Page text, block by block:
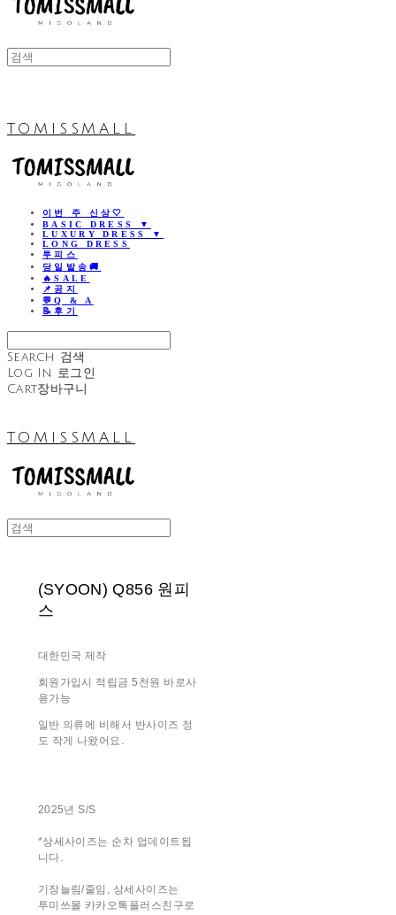
TOMISSMALL
이번 주 신상🤍
BASIC DRESS ▼
LUXURY DRESS ▼
LONG DRESS
투피스
당일발송🚚
🔥SALE
📌공지
💬Q & A
📝후기
Search 검색
Log In 로그인
Cart장바구니
TOMISSMALL
(SYOON) Q856 원피
스
대한민국 제작
회원가입시 적립금 5천원 바로사
용가능
일반 의류에 비해서 반사이즈 정
도 작게 나왔어요.
2025년 S/S
*상세사이즈는 순차 업데이트됩
니다.
기장늘림/줄임, 상세사이즈는
투미쓰몰 카카오톡플러스친구로